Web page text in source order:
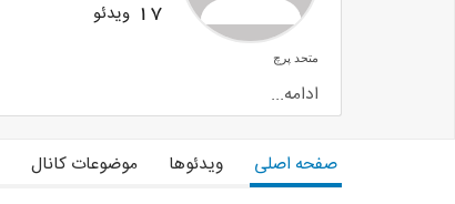
17 ویدئو
متحد پرچ
سایت متحد پرچ
ادامه...
صفحه اصلی ویدئوها موضوعات کانال